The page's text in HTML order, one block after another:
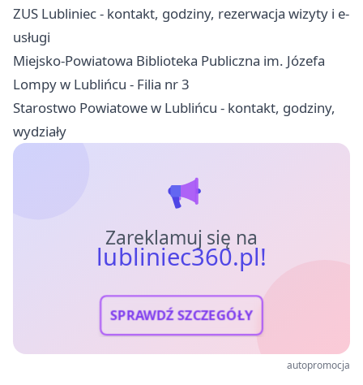
ZUS Lubliniec - kontakt, godziny, rezerwacja wizyty i e-
usługi
Miejsko-Powiatowa Biblioteka Publiczna im. Józefa
Lompy w Lublińcu - Filia nr 3
Starostwo Powiatowe w Lublińcu - kontakt, godziny,
wydziały
Zareklamuj się na
lubliniec360.pl!
SPRAWDŹ SZCZEGÓŁY
autopromocja